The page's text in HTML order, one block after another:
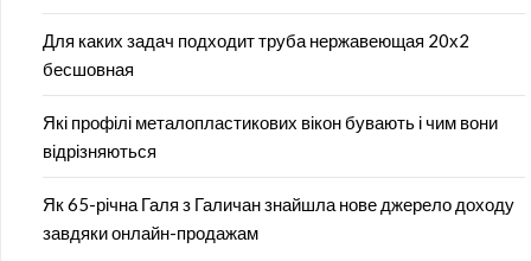
Для каких задач подходит труба нержавеющая 20х2
бесшовная
Які профілі металопластикових вікон бувають і чим вони
відрізняються
Як 65-річна Галя з Галичан знайшла нове джерело доходу
завдяки онлайн-продажам